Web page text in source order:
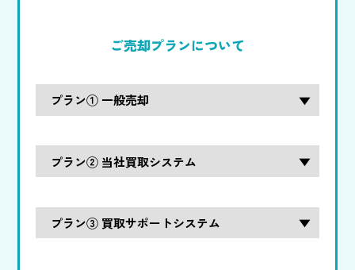
ご売却プランについて
プラン① 一般売却
プラン② 当社買取システム
プラン③ 買取サポートシステム